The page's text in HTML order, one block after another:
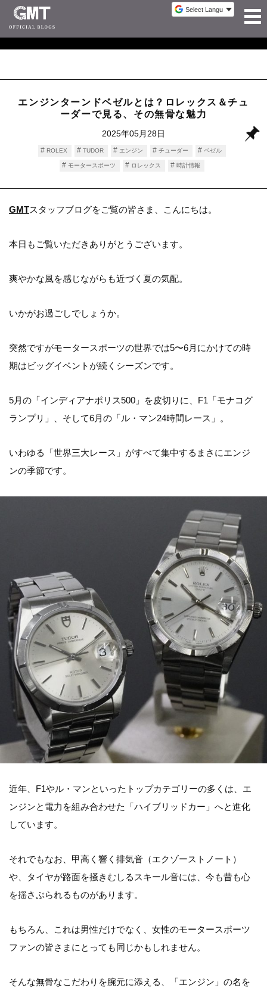
エンジンターンドベゼルとは？ロレックス＆チュ
ーダーで見る、その無骨な魅力
2025年05月28日
ROLEX TUDOR エンジン チューダー ベゼル
モータースポーツ ロレックス 時計情報
GMTスタッフブログをご覧の皆さま、こんにちは。
本日もご覧いただきありがとうございます。
爽やかな風を感じながらも近づく夏の気配。
いかがお過ごしでしょうか。
突然ですがモータースポーツの世界では5〜6月にかけての時
期はビッグイベントが続くシーズンです。
5月の「インディアナポリス500」を皮切りに、F1「モナコグ
ランプリ」、そして6月の「ル・マン24時間レース」。
いわゆる「世界三大レース」がすべて集中するまさにエンジ
ンの季節です。
近年、F1やル・マンといったトップカテゴリーの多くは、エ
ンジンと電力を組み合わせた「ハイブリッドカー」へと進化
しています。
それでもなお、甲高く響く排気音（エクゾーストノート）
や、タイヤが路面を掻きむしるスキール音には、今も昔も心
を揺さぶられるものがあります。
もちろん、これは男性だけでなく、女性のモータースポーツ
ファンの皆さまにとっても同じかもしれません。
そんな無骨なこだわりを腕元に添える、「エンジン」の名を